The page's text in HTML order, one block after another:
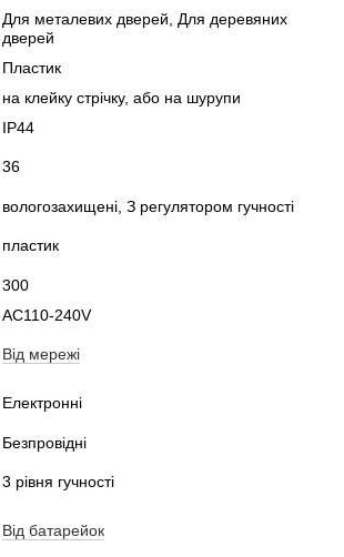
Для металевих дверей, Для деревяних
дверей
Пластик
на клейку стрічку, або на шурупи
IP44
36
вологозахищені, З регулятором гучності
пластик
300
AC110-240V
Від мережі
Електронні
Безпровідні
3 рівня гучності
Від батарейок